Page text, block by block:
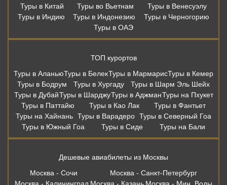
Туры в Китай
Туры во Вьетнам
Туры в Венесуэлу
Туры в Индию
Туры в Индонезию
Туры в Черногорию
Туры в ОАЭ
ТОП курортов
Туры в АланьюТуры в БелекТуры в МармарисТуры в Кемер
Туры в Бодрум
Туры в Хургаду
Туры в Шарм Эль Шейх
Туры в ДубайТуры в ШарджуТуры в АджманТуры на Пхукет
Туры в Паттайю
Туры в Као Лак
Туры в Фантьет
Туры на Хайнань Туры в Варадеро Туры в Северный Гоа
Туры в Южный Гоа
Туры в Сиде Туры на Бали
Дешевые авиабилеты из Москвы
Москва - Сочи
Москва - Санкт-Петербург
Москва - Калининград Москва - Казань Москва - Мин. Воды